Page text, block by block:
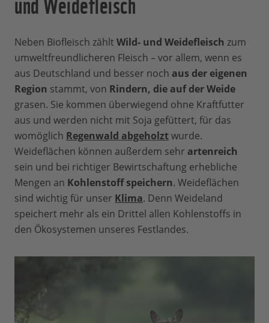
Neben Biofleisch zählt Wild- und Weidefleisch zum
umweltfreundlicheren Fleisch – vor allem, wenn es
aus Deutschland und besser noch aus der eigenen
Region stammt, von Rindern, die auf der Weide
grasen. Sie kommen überwiegend ohne Kraftfutter
aus und werden nicht mit Soja gefüttert, für das
womöglich Regenwald abgeholztwurde.
Weideflächen können außerdem sehr artenreich
sein und bei richtiger Bewirtschaftung erhebliche
Mengen an Kohlenstoff speichern. Weideflächen
sind wichtig für unser Klima. Denn Weideland
speichert mehr als ein Drittel allen Kohlenstoffs in
den Ökosystemen unseres Festlandes.